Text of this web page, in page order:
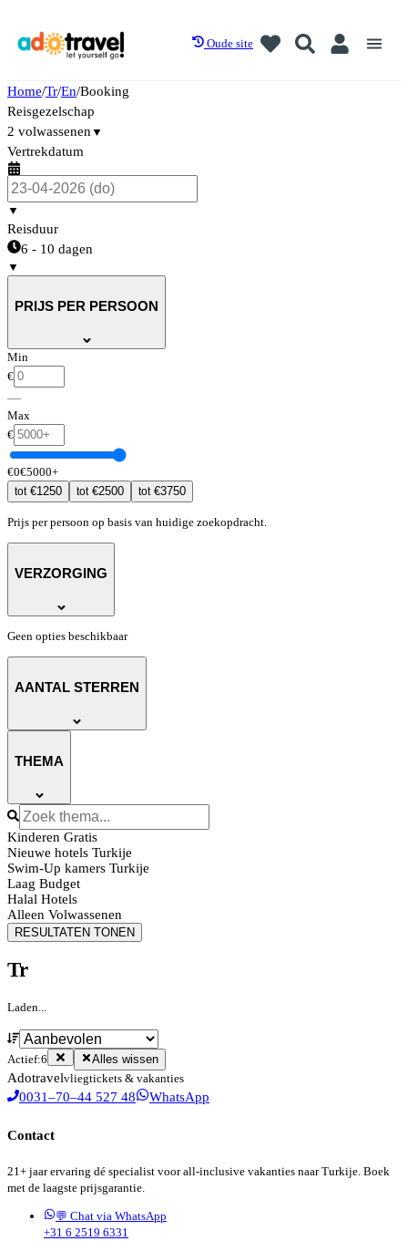
Oude site
Home/Tr/En/Booking
Reisgezelschap
2 volwassenen ▼
Vertrekdatum
▼
Reisduur
6 - 10 dagen
▼
PRIJS PER PERSOON
Min
€
—
Max
€
€0€5000+
tot€1250 tot€2500 tot€3750
Prijs per persoon op basis van huidige zoekopdracht.
VERZORGING
Geen opties beschikbaar
AANTAL STERREN
THEMA
Kinderen Gratis
Nieuwe hotels Turkije
Swim-Up kamers Turkije
Laag Budget
Halal Hotels
Alleen Volwassenen
RESULTATEN TONEN
Tr
Laden...
Actief:6 Alles wissen
Adotravelvliegtickets & vakanties
0031–70–44 527 48 WhatsApp
Contact
21+ jaar ervaring dé specialist voor all-inclusive vakanties naar Turkije. Boek
met de laagste prijsgarantie.
💬 Chat via WhatsApp
+31 6 2519 6331